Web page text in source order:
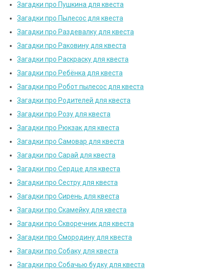
Загадки про Пушкина для квеста
Загадки про Пылесос для квеста
Загадки про Раздевалку для квеста
Загадки про Раковину для квеста
Загадки про Раскраску для квеста
Загадки про Ребёнка для квеста
Загадки про Робот пылесос для квеста
Загадки про Родителей для квеста
Загадки про Розу для квеста
Загадки про Рюкзак для квеста
Загадки про Самовар для квеста
Загадки про Сарай для квеста
Загадки про Сердце для квеста
Загадки про Сестру для квеста
Загадки про Сирень для квеста
Загадки про Скамейку для квеста
Загадки про Скворечник для квеста
Загадки про Смородину для квеста
Загадки про Собаку для квеста
Загадки про Собачью будку для квеста